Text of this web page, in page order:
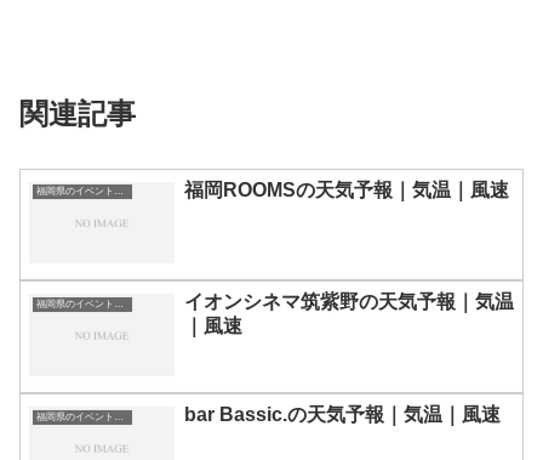
関連記事
福岡県のイベント会場一覧 福岡ROOMSの天気予報｜気温｜風速
福岡県のイベント会場一覧
イオンシネマ筑紫野の天気予報｜気温
｜風速
福岡県のイベント会場一覧 bar Bassic.の天気予報｜気温｜風速